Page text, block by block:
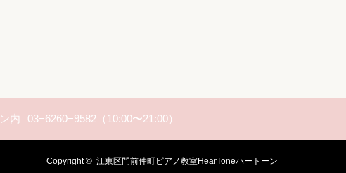
内 03−6260−9582（10:00〜21:00）
Copyright © 江東区門前仲町ピアノ教室HearToneハートーン